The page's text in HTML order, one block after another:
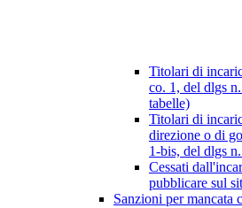
Titolari di
co. 1, del dlgs
tabelle)
Titolari di
direzione o di
1-bis, del dlgs
Cessati
pubblicare sul
Sanzioni per mancata